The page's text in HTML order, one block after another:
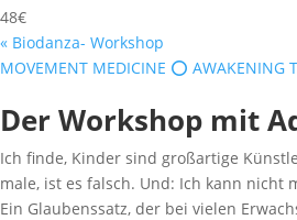
48€
« Biodanza- Workshop
MOVEMENT MEDICINE ⭕️ AWAKENING
Der Workshop mit
Ich finde, Kinder sind großartige
male, ist es falsch. Und: Ich kann nicht
Ein Glaubenssatz, der bei vielen